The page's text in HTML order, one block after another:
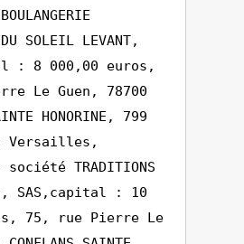
SOLEIL LEVANT,
: 8 000,00 euros,
Le Guen, 78700
HONORINE, 799
Versailles,
TRADITIONS
SAS,capital : 10
75, rue Pierre Le